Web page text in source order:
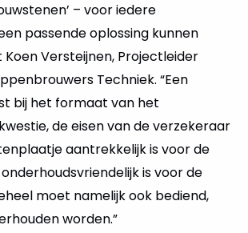
– voor iedere
passende oplossing kunnen
Versteijnen, Projectleider
Techniek. “Een
bij het formaat van het
de eisen van de verzekeraar
aantrekkelijk is voor de
is voor de
moet namelijk ook bediend,
worden.”